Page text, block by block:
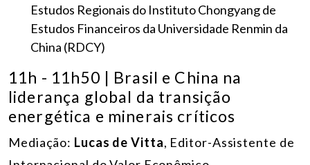
Estudos Regionais do Instituto Chongyang de
Estudos Financeiros da Universidade Renmin da
China (RDCY)
11h - 11h50 | Brasil e China na
liderança global da transição
energética e minerais críticos
Mediação: Lucas de Vitta, Editor-Assistente de